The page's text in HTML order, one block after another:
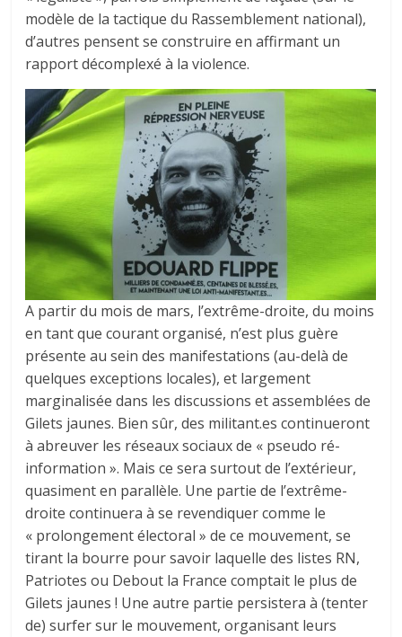
modèle de la tactique du Rassemblement national),
d’autres pensent se construire en affirmant un
rapport décomplexé à la violence.
A partir du mois de mars, l’extrême-droite, du moins
en tant que courant organisé, n’est plus guère
présente au sein des manifestations (au-delà de
quelques exceptions locales), et largement
marginalisée dans les discussions et assemblées de
Gilets jaunes. Bien sûr, des militant.es continueront
à abreuver les réseaux sociaux de « pseudo ré-
information ». Mais ce sera surtout de l’extérieur,
quasiment en parallèle. Une partie de l’extrême-
droite continuera à se revendiquer comme le
« prolongement électoral » de ce mouvement, se
tirant la bourre pour savoir laquelle des listes RN,
Patriotes ou Debout la France comptait le plus de
Gilets jaunes ! Une autre partie persistera à (tenter
de) surfer sur le mouvement, organisant leurs